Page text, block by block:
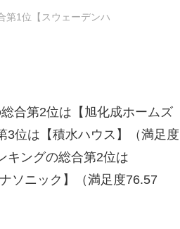
第1位【スウェーデンハ
合第2位は【旭化成ホームズ
3位は【積水ハウス】（満足度
キングの総合第2位は
ソニック】（満足度76.57